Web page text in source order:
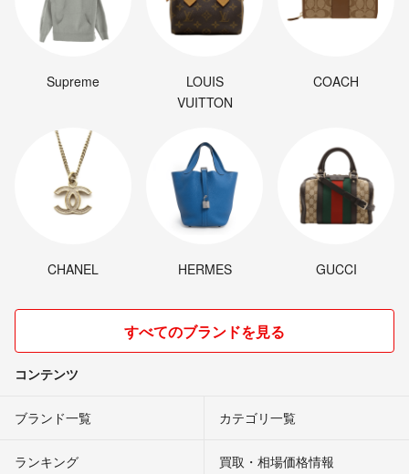
Supreme
LOUIS
VUITTON
COACH
CHANEL HERMES GUCCI
すべてのブランドを見る
コンテンツ
ブランド一覧 カテゴリ一覧
ランキング 買取・相場価格情報